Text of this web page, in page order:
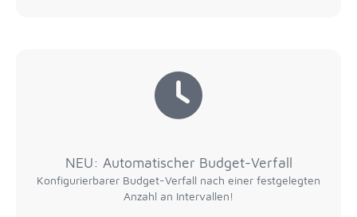
NEU: Automatischer Budget-Verfall
Konfigurierbarer Budget-Verfall nach einer festgelegten
Anzahl an Intervallen!